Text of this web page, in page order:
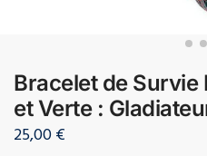
Bracelet de Survie
et Verte :
25,00€